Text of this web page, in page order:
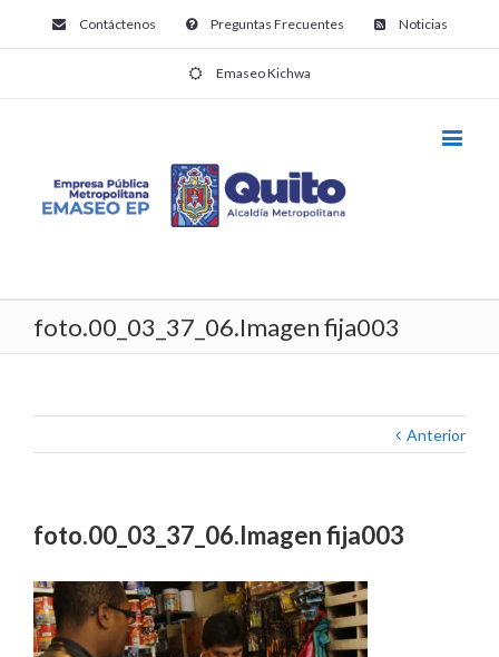
Contáctenos Preguntas Frecuentes Noticias
Emaseo Kichwa
foto.00_03_37_06.Imagen fija003
Anterior
foto.00_03_37_06.Imagen fija003